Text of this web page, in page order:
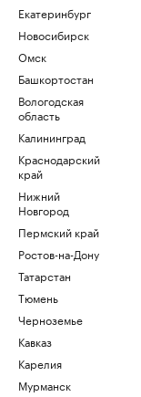
Екатеринбург
Новосибирск
Омск
Башкортостан
Вологодская
область
Калининград
Краснодарский
край
Нижний
Новгород
Пермский край
Ростов-на-Дону
Татарстан
Тюмень
Черноземье
Кавказ
Карелия
Мурманск